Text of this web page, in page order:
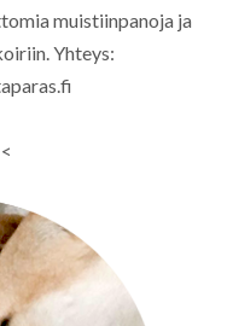
muistiinpanoja ja
Yhteys: